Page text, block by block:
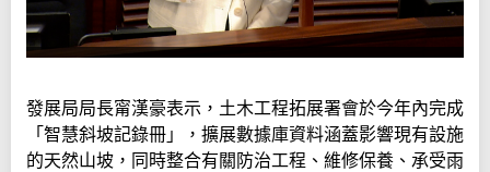
發展局局長甯漢豪表示，土木工程拓展署會於今年內完成
「智慧斜坡記錄冊」，擴展數據庫資料涵蓋影響現有設施
的天然山坡，同時整合有關防治工程、維修保養、承受雨